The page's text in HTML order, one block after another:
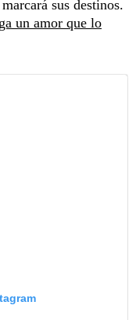
sus destinos.
un amor que lo